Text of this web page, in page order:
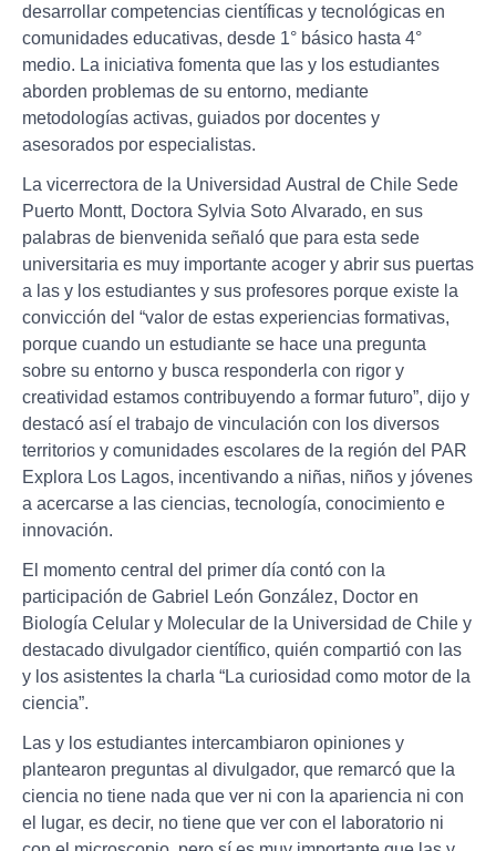
desarrollar competencias científicas y tecnológicas en
comunidades educativas, desde 1° básico hasta 4°
medio. La iniciativa fomenta que las y los estudiantes
aborden problemas de su entorno, mediante
metodologías activas, guiados por docentes y
asesorados por especialistas.
La vicerrectora de la Universidad Austral de Chile Sede
Puerto Montt, Doctora Sylvia Soto Alvarado, en sus
palabras de bienvenida señaló que para esta sede
universitaria es muy importante acoger y abrir sus puertas
a las y los estudiantes y sus profesores porque existe la
convicción del “valor de estas experiencias formativas,
porque cuando un estudiante se hace una pregunta
sobre su entorno y busca responderla con rigor y
creatividad estamos contribuyendo a formar futuro”, dijo y
destacó así el trabajo de vinculación con los diversos
territorios y comunidades escolares de la región del PAR
Explora Los Lagos, incentivando a niñas, niños y jóvenes
a acercarse a las ciencias, tecnología, conocimiento e
innovación.
El momento central del primer día contó con la
participación de Gabriel León González, Doctor en
Biología Celular y Molecular de la Universidad de Chile y
destacado divulgador científico, quién compartió con las
y los asistentes la charla “La curiosidad como motor de la
ciencia”.
Las y los estudiantes intercambiaron opiniones y
plantearon preguntas al divulgador, que remarcó que la
ciencia no tiene nada que ver ni con la apariencia ni con
el lugar, es decir, no tiene que ver con el laboratorio ni